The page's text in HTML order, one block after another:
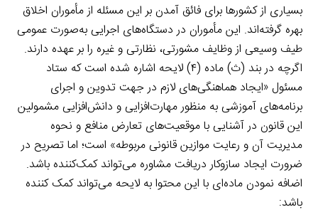
بسیاری از کشورها برای فائق آمدن بر این مسئله از مأموران اخلاق
بهره گرفته‌اند. این مأموران در دستگاه‌های اجرایی به‌صورت عمومی
طیف وسیعی از وظایف مشورتی، نظارتی و غیره را بر عهده دارند.
اگرچه در بند (ث) ماده (۴) لایحه اشاره شده است که ستاد
مسئول «ایجاد هماهنگی‌های لازم در جهت تدوین و اجرای
برنامه‌های آموزشی به منظور مهارت‌افزایی و دانش‌افزایی مشمولین
این قانون در آشنایی با موقعیت‌های تعارض منافع و نحوه
مدیریت آن و رعایت موازین قانونی مربوطه» است؛ اما تصریح در
ضرورت ایجاد سازوکار دریافت مشاوره می‌تواند کمک‌کننده باشد.
اضافه نمودن ماده‌ای با این محتوا به لایحه می‌تواند کمک کننده
باشد: